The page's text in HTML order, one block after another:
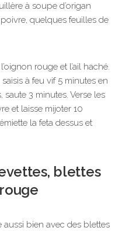
à soupe d’origan
poivre, quelques feuilles de
rouge et l’ail haché.
saisis à feu vif 5 minutes en
3 minutes. Verse les
et laisse mijoter 10
la feta dessus et
blettes
aussi bien avec des blettes